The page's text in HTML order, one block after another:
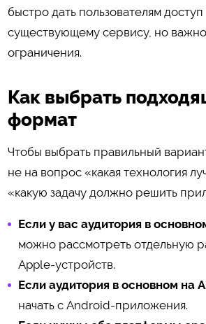
быстро дать пользователям
существующему сервису, но
ограничения.
Как выбрать
формат
Чтобы выбрать правильный
не на вопрос «какая технология
«какую задачу должно решить
Если у вас аудитория в
можно рассмотреть отдельную
Apple-устройств.
Если аудитория в основном на
начать с Android-приложения.